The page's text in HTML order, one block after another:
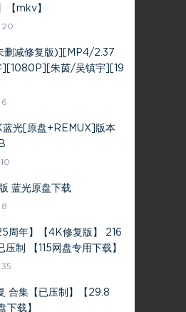
【mkv】
20
删减修复版)][MP4/2.37
][1080P][朱茵/吴镇宇][19
6
蓝光[原盘+REMUX]版本
10
蓝光原盘下载
8
周年】【4K修复版】 216
制 【115网盘专用下载】
35
合集【已压制】【29.8
下载】